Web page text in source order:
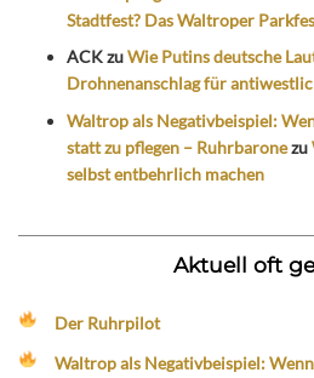
Stadtfest? Das Waltroper
ACKzuWie Putins deutsche
Drohnenanschlag für
Waltrop als Negativbeispiel:
statt zu pflegen – Ruhrbaronezu
selbst entbehrlich machen
Aktuell oft
Der Ruhrpilot
Waltrop als Negativbeispiel: